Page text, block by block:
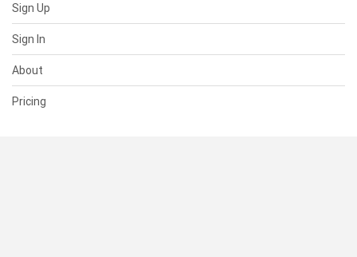
Sign Up
Sign In
About
Pricing